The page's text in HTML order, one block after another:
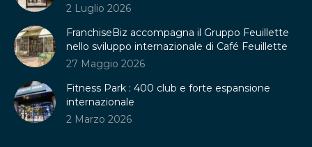
windowwindowwindow
2 Luglio 2026
FranchiseBiz accompagna il Gruppo Feuillette
nello sviluppo internazionale di Café Feuillette
27 Maggio 2026
Fitness Park : 400 club e forte espansione
internazionale
2 Marzo 2026